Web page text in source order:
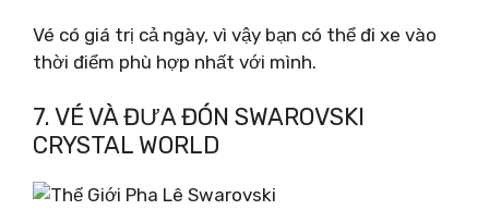
Vé có giá trị cả ngày, vì vậy bạn có thể đi xe vào
thời điểm phù hợp nhất với mình.
7. VÉ VÀ ĐƯA ĐÓN SWAROVSKI
CRYSTAL WORLD